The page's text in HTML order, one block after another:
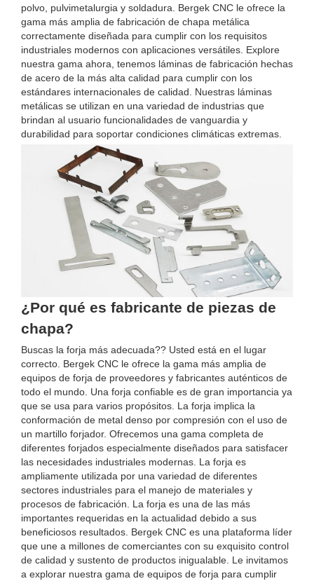
polvo, pulvimetalurgia y soldadura. Bergek CNC le ofrece la
gama más amplia de fabricación de chapa metálica
correctamente diseñada para cumplir con los requisitos
industriales modernos con aplicaciones versátiles. Explore
nuestra gama ahora, tenemos láminas de fabricación hechas
de acero de la más alta calidad para cumplir con los
estándares internacionales de calidad. Nuestras láminas
metálicas se utilizan en una variedad de industrias que
brindan al usuario funcionalidades de vanguardia y
durabilidad para soportar condiciones climáticas extremas.
¿Por qué es fabricante de piezas de
chapa?
Buscas la forja más adecuada?? Usted está en el lugar
correcto. Bergek CNC le ofrece la gama más amplia de
equipos de forja de proveedores y fabricantes auténticos de
todo el mundo. Una forja confiable es de gran importancia ya
que se usa para varios propósitos. La forja implica la
conformación de metal denso por compresión con el uso de
un martillo forjador. Ofrecemos una gama completa de
diferentes forjados especialmente diseñados para satisfacer
las necesidades industriales modernas. La forja es
ampliamente utilizada por una variedad de diferentes
sectores industriales para el manejo de materiales y
procesos de fabricación. La forja es una de las más
importantes requeridas en la actualidad debido a sus
beneficiosos resultados. Bergek CNC es una plataforma líder
que une a millones de comerciantes con su exquisito control
de calidad y sustento de productos inigualable. Le invitamos
a explorar nuestra gama de equipos de forja para cumplir